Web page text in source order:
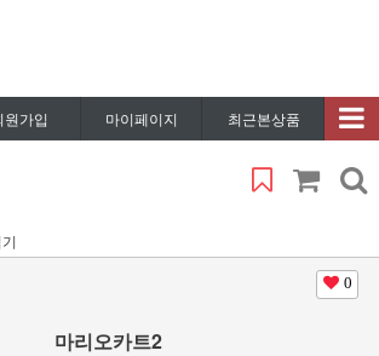
원가입 마이페이지 최근본상품
0
마리오카트2